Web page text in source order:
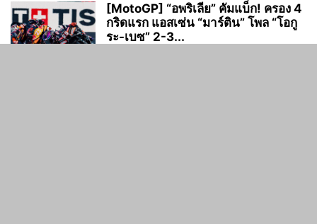
[MotoGP] “อพริเลีย” คัมแบ็ก! ครอง 4
กริดแรก แอสเซ่น “มาร์ติน” โพล “โอกู
ระ-เบซ” 2-3...